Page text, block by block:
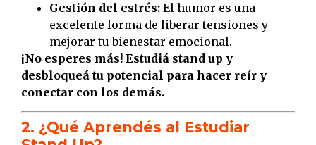
Gestión del estrés: El humor es una
excelente forma de liberar tensiones y
mejorar tu bienestar emocional.
¡No esperes más! Estudiá stand up y
desbloqueá tu potencial para hacer reír y
conectar con los demás.
2. ¿Qué Aprendés al Estudiar